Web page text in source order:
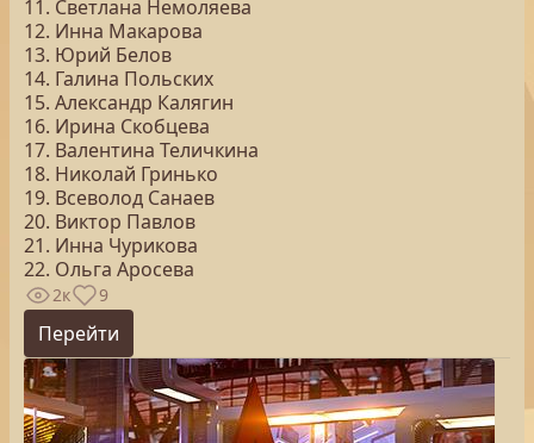
11. Светлана Немоляева
12. Инна Макарова
13. Юрий Белов
14. Галина Польских
15. Александр Калягин
16. Ирина Скобцева
17. Валентина Теличкина
18. Николай Гринько
19. Всеволод Санаев
20. Виктор Павлов
21. Инна Чурикова
22. Ольга Аросева
2к 9
Перейти